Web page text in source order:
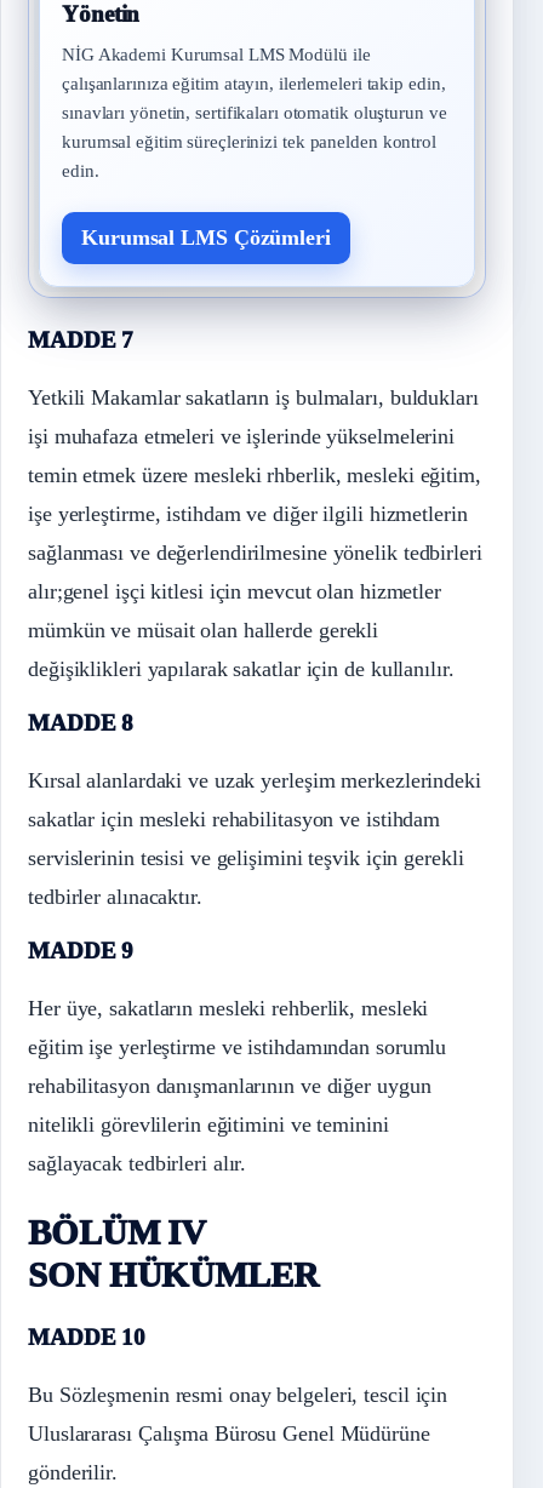
Yönetin
NİG Akademi Kurumsal LMS Modülü ile
çalışanlarınıza eğitim atayın, ilerlemeleri takip edin,
sınavları yönetin, sertifikaları otomatik oluşturun ve
kurumsal eğitim süreçlerinizi tek panelden kontrol
edin.
Kurumsal LMS Çözümleri
MADDE 7
Yetkili Makamlar sakatların iş bulmaları, buldukları
işi muhafaza etmeleri ve işlerinde yükselmelerini
temin etmek üzere mesleki rhberlik, mesleki eğitim,
işe yerleştirme, istihdam ve diğer ilgili hizmetlerin
sağlanması ve değerlendirilmesine yönelik tedbirleri
alır;genel işçi kitlesi için mevcut olan hizmetler
mümkün ve müsait olan hallerde gerekli
değişiklikleri yapılarak sakatlar için de kullanılır.
MADDE 8
Kırsal alanlardaki ve uzak yerleşim merkezlerindeki
sakatlar için mesleki rehabilitasyon ve istihdam
servislerinin tesisi ve gelişimini teşvik için gerekli
tedbirler alınacaktır.
MADDE 9
Her üye, sakatların mesleki rehberlik, mesleki
eğitim işe yerleştirme ve istihdamından sorumlu
rehabilitasyon danışmanlarının ve diğer uygun
nitelikli görevlilerin eğitimini ve teminini
sağlayacak tedbirleri alır.
BÖLÜM IV
SON HÜKÜMLER
MADDE 10
Bu Sözleşmenin resmi onay belgeleri, tescil için
Uluslararası Çalışma Bürosu Genel Müdürüne
gönderilir.